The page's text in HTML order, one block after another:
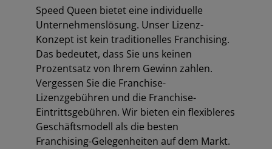
Speed Queen bietet eine individuelle
Unternehmenslösung. Unser Lizenz-
Konzept ist kein traditionelles Franchising.
Das bedeutet, dass Sie uns keinen
Prozentsatz von Ihrem Gewinn zahlen.
Vergessen Sie die Franchise-
Lizenzgebühren und die Franchise-
Eintrittsgebühren. Wir bieten ein flexibleres
Geschäftsmodell als die besten
Franchising-Gelegenheiten auf dem Markt.